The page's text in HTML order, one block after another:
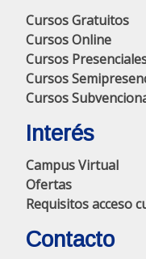
Cursos Gratuitos
Cursos Online
Cursos
Cursos
Cursos
Interés
Campus Virtual
Ofertas
Requisitos acceso
Contacto